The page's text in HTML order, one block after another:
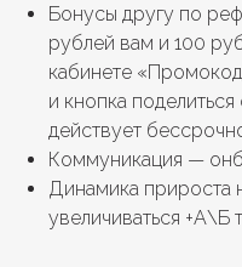
Бонусы другу по
рублей вам и 100
кабинете
и кнопка
действует
Коммуникация —
Динамика прироста
увеличиваться +А\Б